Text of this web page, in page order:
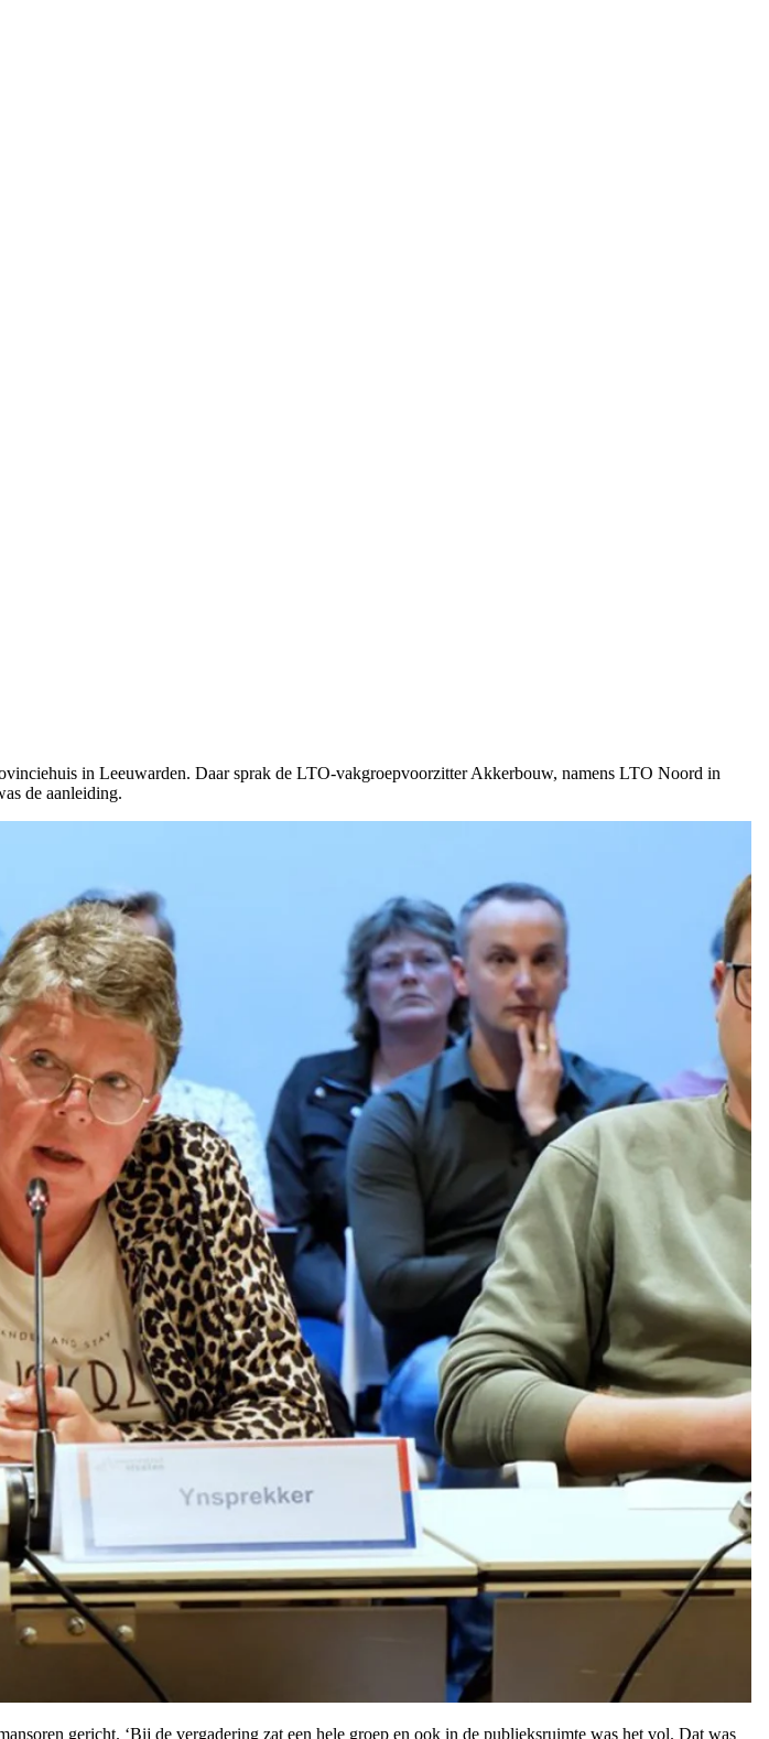
in Leeuwarden. Daar sprak de LTO-vakgroepvoorzitter Akkerbouw, namens LTO Noord in
de aanleiding.
gericht. ‘Bij de vergadering zat een hele groep en ook in de publieksruimte was het vol. Dat was